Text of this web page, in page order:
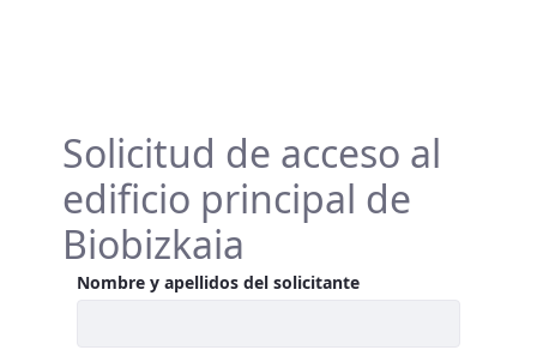
Solicitud de acceso al
edificio principal de
Biobizkaia
Nombre y apellidos del solicitante